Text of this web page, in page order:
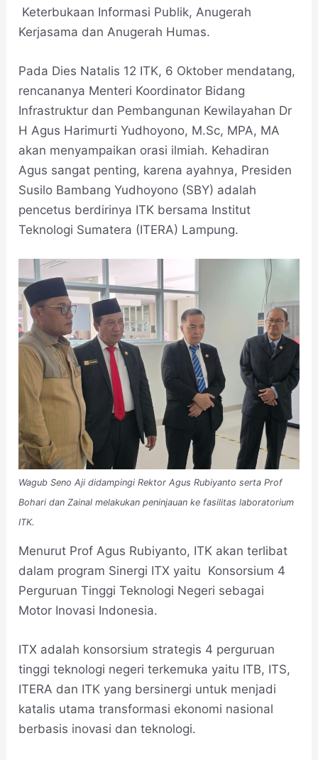
Keterbukaan Informasi Publik, Anugerah
Kerjasama dan Anugerah Humas.
Pada Dies Natalis 12 ITK, 6 Oktober mendatang,
rencananya Menteri Koordinator Bidang
Infrastruktur dan Pembangunan Kewilayahan Dr
H Agus Harimurti Yudhoyono, M.Sc, MPA, MA
akan menyampaikan orasi ilmiah. Kehadiran
Agus sangat penting, karena ayahnya, Presiden
Susilo Bambang Yudhoyono (SBY) adalah
pencetus berdirinya ITK bersama Institut
Teknologi Sumatera (ITERA) Lampung.
Wagub Seno Aji didampingi Rektor Agus Rubiyanto serta Prof
Bohari dan Zainal melakukan peninjauan ke fasilitas laboratorium
ITK.
Menurut Prof Agus Rubiyanto, ITK akan terlibat
dalam program Sinergi ITX yaitu Konsorsium 4
Perguruan Tinggi Teknologi Negeri sebagai
Motor Inovasi Indonesia.
ITX adalah konsorsium strategis 4 perguruan
tinggi teknologi negeri terkemuka yaitu ITB, ITS,
ITERA dan ITK yang bersinergi untuk menjadi
katalis utama transformasi ekonomi nasional
berbasis inovasi dan teknologi.